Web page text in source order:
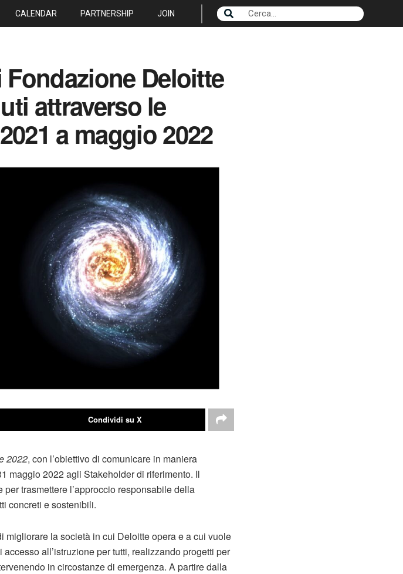
CALENDAR PARTNERSHIP JOIN
Deloitte
attraverso le
a maggio 2022
Condividi su X
2022, con l’obiettivo di comunicare in maniera
maggio 2022 agli Stakeholder di riferimento. Il
trasmettere l’approccio responsabile della
concreti e sostenibili.
migliorare la società in cui Deloitte opera e a cui vuole
all’istruzione per tutti, realizzando progetti per
in circostanze di emergenza. A partire dalla